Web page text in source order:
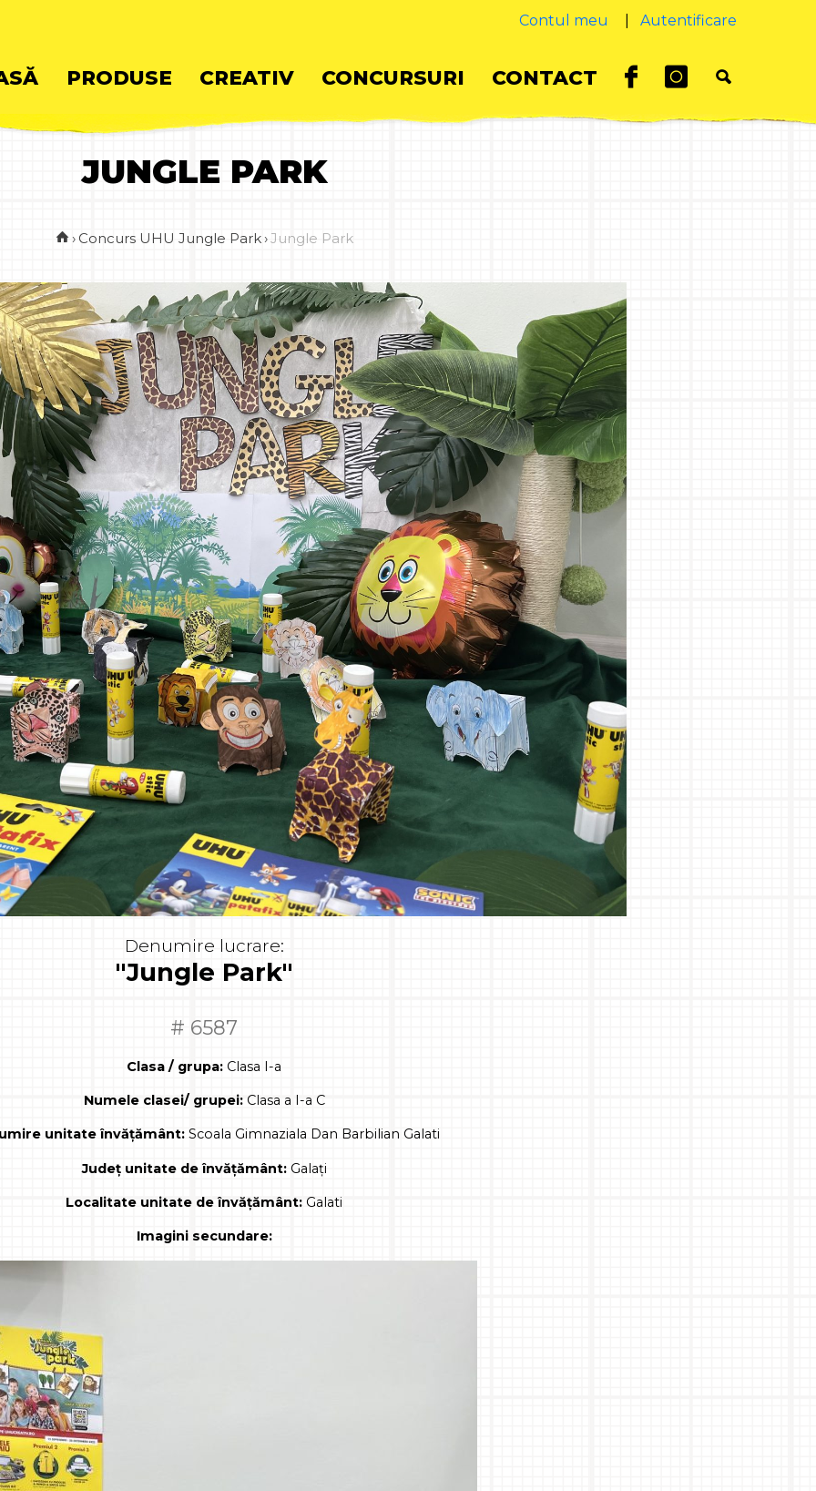
Contul meu Autentificare
PRODUSE CREATIV CONCURSURI CONTACT
JUNGLE PARK
› Concurs UHU Jungle Park ›Jungle Park
Denumire lucrare:
"Jungle Park"
# 6587
Clasa / grupa: Clasa I-a
Numele clasei/ grupei:Clasa a I-a C
unitate învățământ:Scoala Gimnaziala Dan Barbilian Galati
Județ unitate de învățământ:Galați
Localitate unitate de învățământ: Galati
Imagini secundare: